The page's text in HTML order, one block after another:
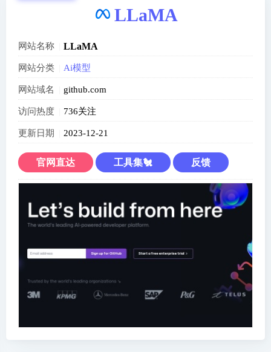
LLaMA
网站名称 LLaMA
网站分类 Ai模型
网站域名 github.com
访问热度 736关注
更新日期 2023-12-21
官网直达 工具集🐔 反馈